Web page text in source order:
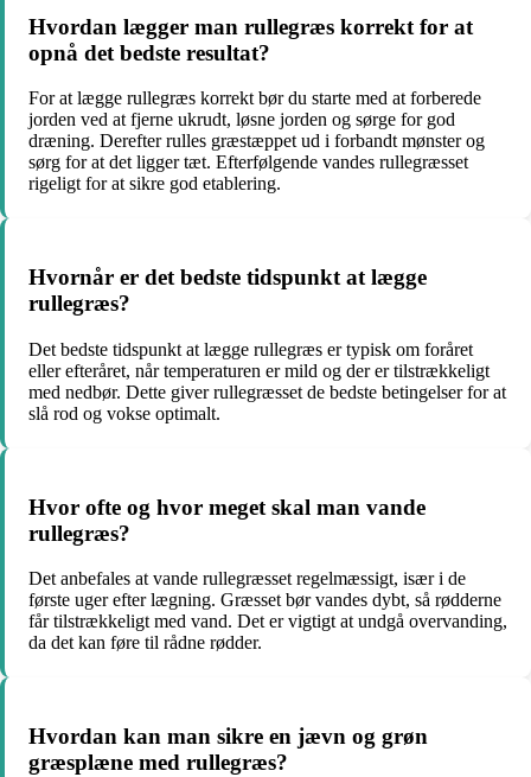
Hvordan lægger man rullegræs korrekt for at
opnå det bedste resultat?
For at lægge rullegræs korrekt bør du starte med at forberede
jorden ved at fjerne ukrudt, løsne jorden og sørge for god
dræning. Derefter rulles græstæppet ud i forbandt mønster og
sørg for at det ligger tæt. Efterfølgende vandes rullegræsset
rigeligt for at sikre god etablering.
Hvornår er det bedste tidspunkt at lægge
rullegræs?
Det bedste tidspunkt at lægge rullegræs er typisk om foråret
eller efteråret, når temperaturen er mild og der er tilstrækkeligt
med nedbør. Dette giver rullegræsset de bedste betingelser for at
slå rod og vokse optimalt.
Hvor ofte og hvor meget skal man vande
rullegræs?
Det anbefales at vande rullegræsset regelmæssigt, især i de
første uger efter lægning. Græsset bør vandes dybt, så rødderne
får tilstrækkeligt med vand. Det er vigtigt at undgå overvanding,
da det kan føre til rådne rødder.
Hvordan kan man sikre en jævn og grøn
græsplæne med rullegræs?